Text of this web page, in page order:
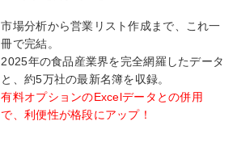
市場分析から営業リスト作成まで、これ一
冊で完結。
2025年の食品産業界を完全網羅したデータ
と、約5万社の最新名簿を収録。
有料オプションのExcelデータとの併用
で、利便性が格段にアップ！